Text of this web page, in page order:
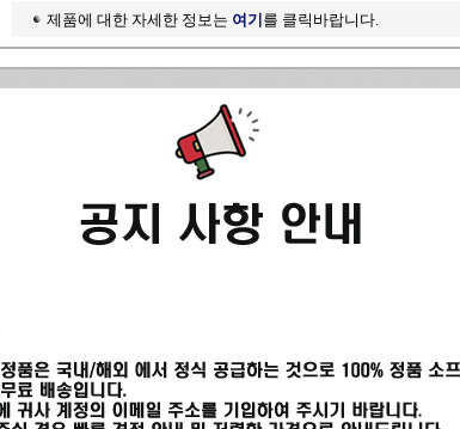
제품에 대한 자세한 정보는 여기 를 클릭바랍니다.